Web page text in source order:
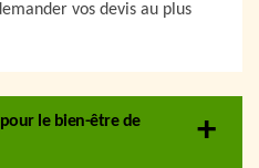
vos devis au plus
le bien-être de